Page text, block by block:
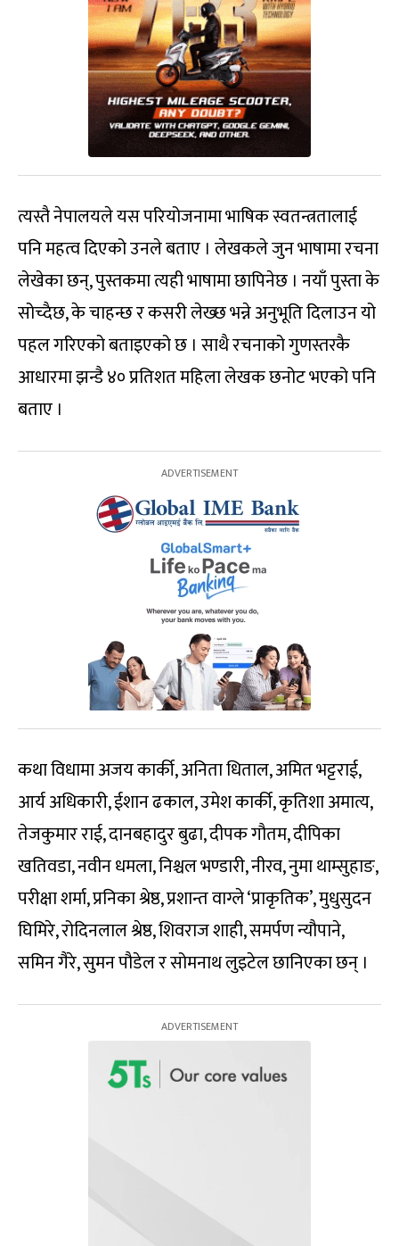
त्यस्तै नेपालयले यस परियोजनामा भाषिक स्वतन्त्रतालाई
पनि महत्व दिएको उनले बताए । लेखकले जुन भाषामा रचना
लेखेका छन्, पुस्तकमा त्यही भाषामा छापिनेछ । नयाँ पुस्ता के
सोच्दैछ, के चाहन्छ र कसरी लेख्छ भन्ने अनुभूति दिलाउन यो
पहल गरिएको बताइएको छ । साथै रचनाको गुणस्तरकै
आधारमा झन्डै ४० प्रतिशत महिला लेखक छनोट भएको पनि
बताए ।
कथा विधामा अजय कार्की, अनिता धिताल, अमित भट्टराई,
आर्य अधिकारी, ईशान ढकाल, उमेश कार्की, कृतिशा अमात्य,
तेजकुमार राई, दानबहादुर बुढा, दीपक गौतम, दीपिका
खतिवडा, नवीन धमला, निश्चल भण्डारी, नीरव, नुमा थाम्सुहाङ,
परीक्षा शर्मा, प्रनिका श्रेष्ठ, प्रशान्त वाग्ले ‘प्राकृतिक’, मुधुसुदन
घिमिरे, रोदिनलाल श्रेष्ठ, शिवराज शाही, समर्पण न्यौपाने,
समिन गैरे, सुमन पौडेल र सोमनाथ लुइटेल छानिएका छन् ।